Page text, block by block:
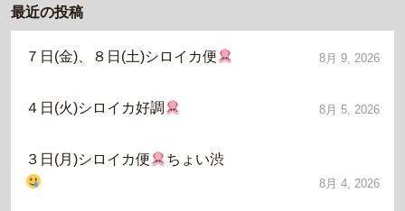
最近の投稿
７日(金)、８日(土)シロイカ便 8月 9, 2026
４日(火)シロイカ好調 8月 5, 2026
３日(月)シロイカ便 ちょい渋
8月 4, 2026